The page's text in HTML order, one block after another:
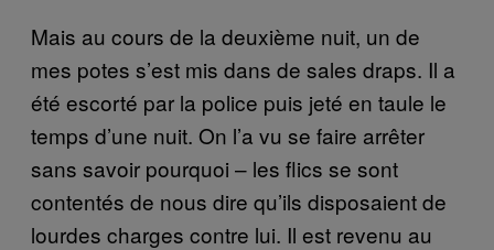
Mais au cours de la deuxième nuit, un de
mes potes s’est mis dans de sales draps. Il a
été escorté par la police puis jeté en taule le
temps d’une nuit. On l’a vu se faire arrêter
sans savoir pourquoi – les flics se sont
contentés de nous dire qu’ils disposaient de
lourdes charges contre lui. Il est revenu au